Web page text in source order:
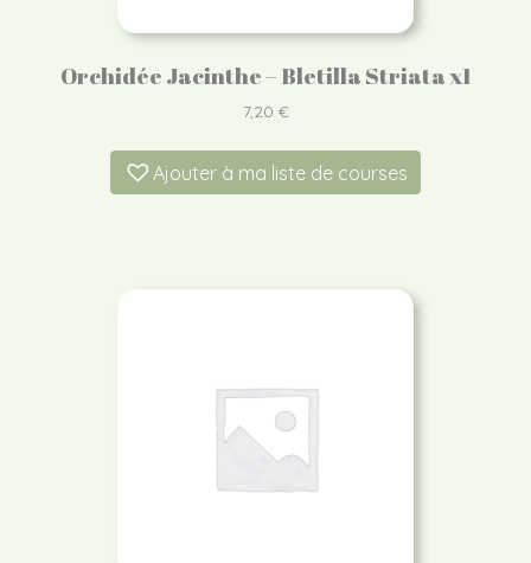
Orchidée Jacinthe – Bletilla Striata x1
7,20 €
Ajouter à ma liste de courses